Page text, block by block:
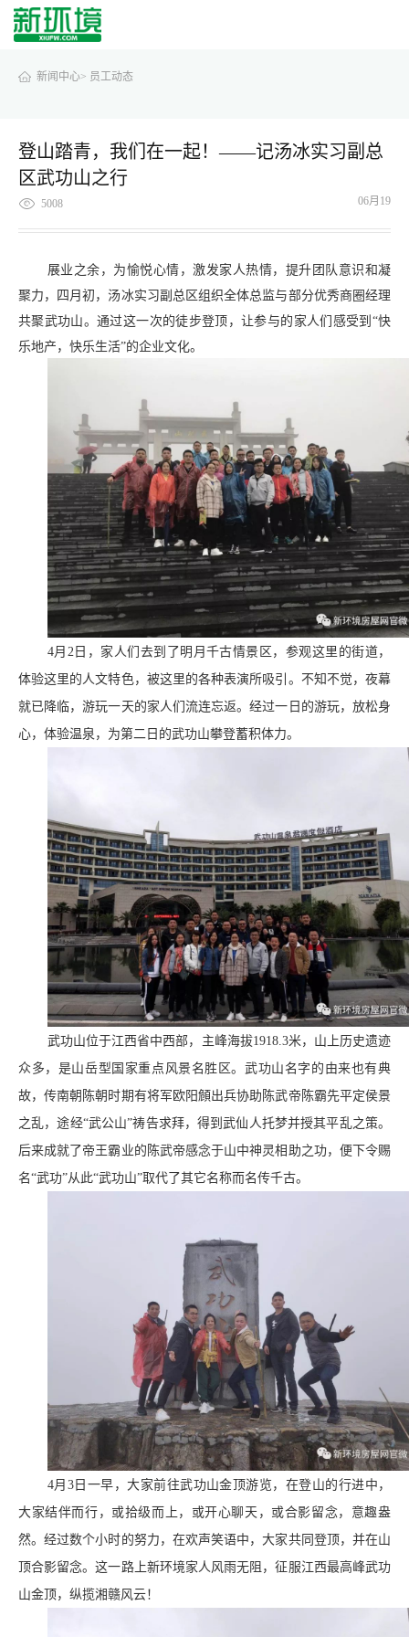
新闻中心> 员工动态
登山踏青，我们在一起！——记汤冰实习副总
区武功山之行
5008 06月19
展业之余，为愉悦心情，激发家人热情，提升团队意识和凝
聚力，四月初，汤冰实习副总区组织全体总监与部分优秀商圈经理
共聚武功山。通过这一次的徒步登顶，让参与的家人们感受到“快
乐地产，快乐生活”的企业文化。
4月2日，家人们去到了明月千古情景区，参观这里的街道，
体验这里的人文特色，被这里的各种表演所吸引。不知不觉，夜幕
就已降临，游玩一天的家人们流连忘返。经过一日的游玩，放松身
心，体验温泉，为第二日的武功山攀登蓄积体力。
武功山位于江西省中西部，主峰海拔1918.3米，山上历史遗迹
众多，是山岳型国家重点风景名胜区。武功山名字的由来也有典
故，传南朝陈朝时期有将军欧阳頠出兵协助陈武帝陈霸先平定侯景
之乱，途经“武公山”祷告求拜，得到武仙人托梦并授其平乱之策。
后来成就了帝王霸业的陈武帝感念于山中神灵相助之功，便下令赐
名“武功”从此“武功山”取代了其它名称而名传千古。
4月3日一早，大家前往武功山金顶游览，在登山的行进中，
大家结伴而行，或拾级而上，或开心聊天，或合影留念，意趣盎
然。经过数个小时的努力，在欢声笑语中，大家共同登顶，并在山
顶合影留念。这一路上新环境家人风雨无阻，征服江西最高峰武功
山金顶，纵揽湘赣风云！